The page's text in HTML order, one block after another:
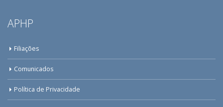
APHP
Filiações
Comunicados
Política de Privacidade